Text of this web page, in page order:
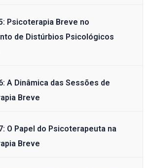
Psicoterapia Breve no
de Distúrbios Psicológicos
A Dinâmica das Sessões de
Breve
O Papel do Psicoterapeuta na
Breve